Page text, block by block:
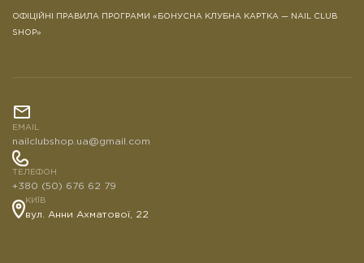
ОФІЦІЙНІ ПРАВИЛА ПРОГРАМИ «БОНУСНА КЛУБНА КАРТКА — NAIL CLUB
SHOP»
EMAIL
nailclubshop.ua@gmail.com
ТЕЛЕФОН
+380 (50) 676 62 79
КИЇВ
вул. Анни Ахматової, 22